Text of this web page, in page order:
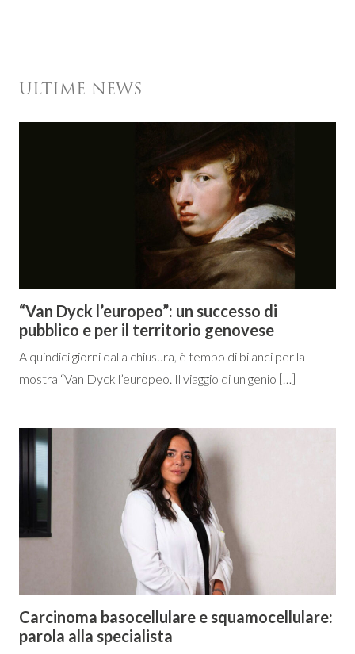
ULTIME NEWS
“Van Dyck l’europeo”: un successo di
pubblico e per il territorio genovese
A quindici giorni dalla chiusura, è tempo di bilanci per la
mostra “Van Dyck l’europeo. Il viaggio di un genio […]
Carcinoma basocellulare e squamocellulare:
parola alla specialista